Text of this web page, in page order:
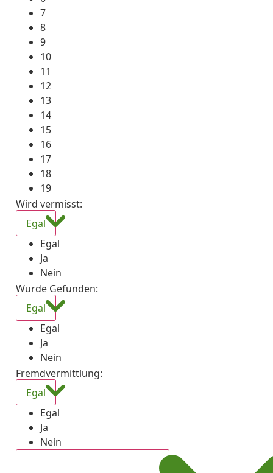
7
8
9
10
11
12
13
14
15
16
17
18
19
Wird vermisst:
Egal
Egal
Ja
Nein
Wurde Gefunden:
Egal
Egal
Ja
Nein
Fremdvermittlung:
Egal
Egal
Ja
Nein